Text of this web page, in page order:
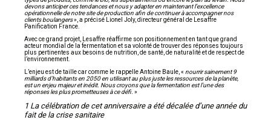
devons anticiper ces tendances et nous y adapter en maintenant l’excellence
opérationnelle de notre site de production afin de continuer à accompagner nos
clients boulangers», a précisé Lionel Joly, directeur général de Lesaffre
Panification France.
Avec ce grand projet, Lesaffre réaffirme son positionnement en tant que grand
acteur mondial de la fermentation et sa volonté de trouver des réponses toujours
plus pertinentes aux besoins de nutrition, de santé, de naturalité et de respect de
l’environnement.
L’enjeu est de taille car comme le rappelle Antoine Baule, « nourrir sainement 9
milliards d’habitants en 2050 en utilisant au plus juste les ressources de la planète,
est un enjeu majeur et inédit. Nous croyons que la fermentation est l’une des
réponses les plus prometteuses à ce défi. »
1 La célébration de cet anniversaire a été décalée d’une année du
fait de la crise sanitaire